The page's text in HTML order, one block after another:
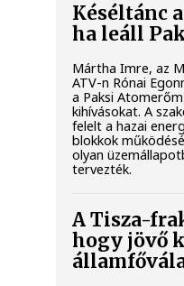
Késéltánc
ha leáll
Mártha Imre, az
ATV-n Rónai
a Paksi
kihívásokat. A
felelt a hazai
blokkok
olyan
tervezték.
A Tisza-
hogy jövő